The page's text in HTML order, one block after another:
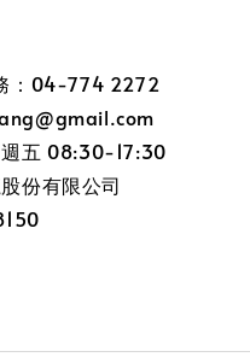
：04-774 2272
五 08:30-17:30
份有限公司